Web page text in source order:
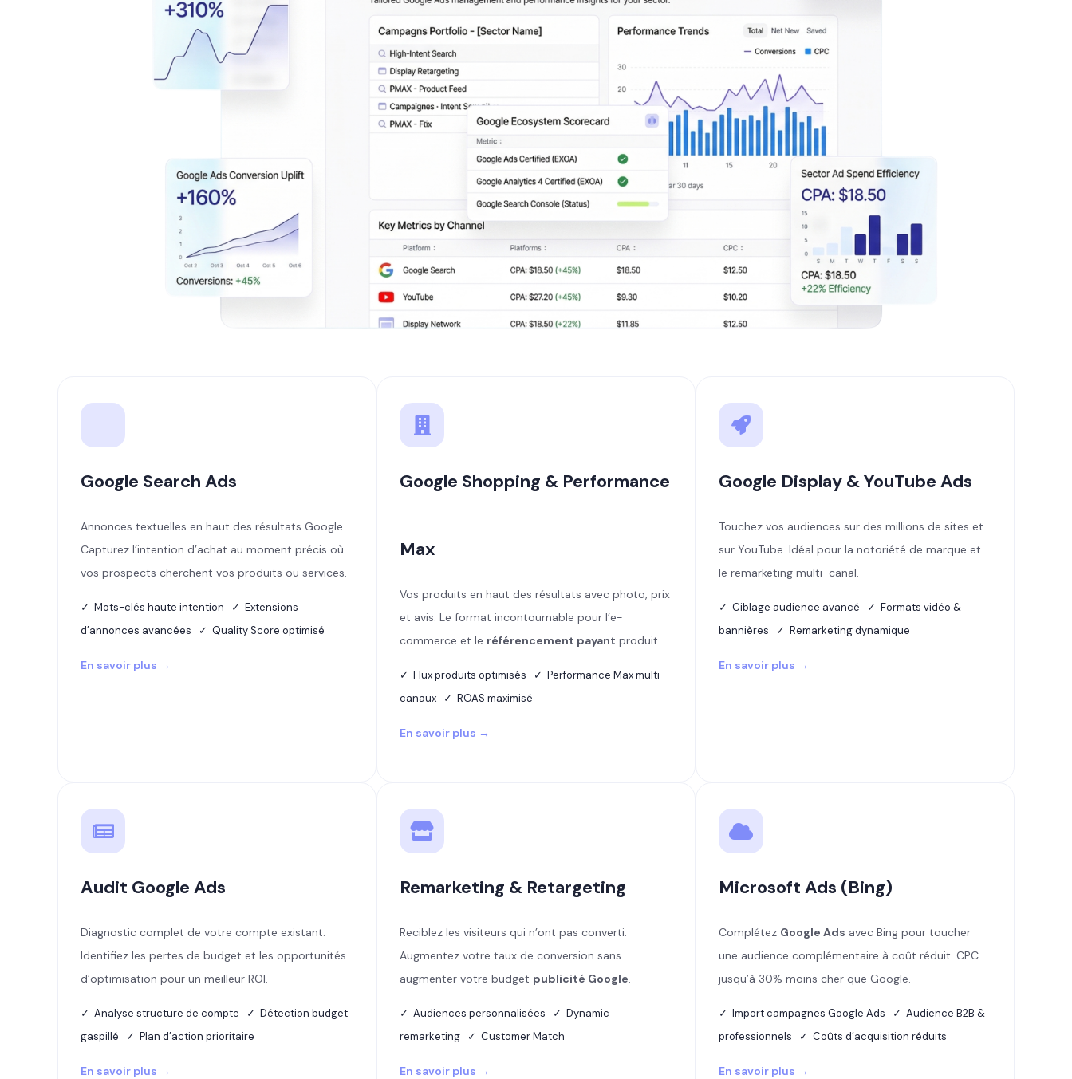
Google Search Ads
Annonces textuelles en haut des résultats Google.
Capturez l’intention d’achat au moment précis où
vos prospects cherchent vos produits ou services.
✓ Mots-clés haute intention ✓ Extensions
d’annonces avancées ✓ Quality Score optimisé
En savoir plus →
Google Shopping & Performance
Max
Vos produits en haut des résultats avec photo, prix
et avis. Le format incontournable pour l’e-
commerce et le référencement payant produit.
✓ Flux produits optimisés ✓ Performance Max multi-
canaux ✓ ROAS maximisé
En savoir plus →
Google Display & YouTube Ads
Touchez vos audiences sur des millions de sites et
sur YouTube. Idéal pour la notoriété de marque et
le remarketing multi-canal.
✓ Ciblage audience avancé ✓ Formats vidéo &
bannières ✓ Remarketing dynamique
En savoir plus →
Audit Google Ads
Diagnostic complet de votre compte existant.
Identifiez les pertes de budget et les opportunités
d’optimisation pour un meilleur ROI.
✓ Analyse structure de compte ✓ Détection budget
gaspillé ✓ Plan d’action prioritaire
En savoir plus →
Remarketing & Retargeting
Reciblez les visiteurs qui n’ont pas converti.
Augmentez votre taux de conversion sans
augmenter votre budget publicité Google.
✓ Audiences personnalisées ✓ Dynamic
remarketing ✓ Customer Match
En savoir plus →
Microsoft Ads (Bing)
Complétez Google Ads avec Bing pour toucher
une audience complémentaire à coût réduit. CPC
jusqu’à 30% moins cher que Google.
✓ Import campagnes Google Ads ✓ Audience B2B &
professionnels ✓ Coûts d’acquisition réduits
En savoir plus →